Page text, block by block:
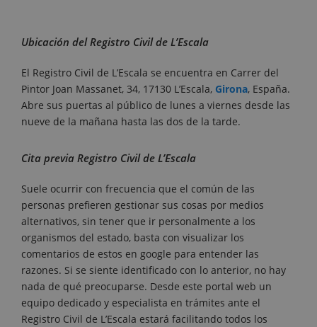
Ubicación del Registro Civil de L’Escala
El Registro Civil de L’Escala se encuentra en Carrer del
Pintor Joan Massanet, 34, 17130 L’Escala, Girona, España.
Abre sus puertas al público de lunes a viernes desde las
nueve de la mañana hasta las dos de la tarde.
Cita previa Registro Civil de L’Escala
Suele ocurrir con frecuencia que el común de las
personas prefieren gestionar sus cosas por medios
alternativos, sin tener que ir personalmente a los
organismos del estado, basta con visualizar los
comentarios de estos en google para entender las
razones. Si se siente identificado con lo anterior, no hay
nada de qué preocuparse. Desde este portal web un
equipo dedicado y especialista en trámites ante el
Registro Civil de L’Escala estará facilitando todos los